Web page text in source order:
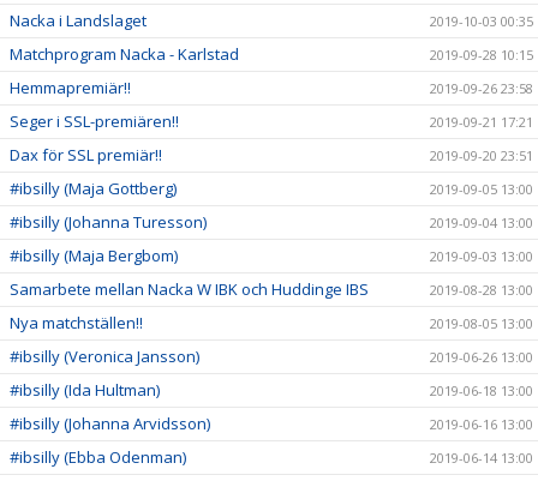
Nacka i Landslaget 2019-10-03 00:35
Matchprogram Nacka - Karlstad 2019-09-28 10:15
Hemmapremiär!! 2019-09-26 23:58
Seger i SSL-premiären!! 2019-09-21 17:21
Dax för SSL premiär!! 2019-09-20 23:51
#ibsilly (Maja Gottberg) 2019-09-05 13:00
#ibsilly (Johanna Turesson) 2019-09-04 13:00
#ibsilly (Maja Bergbom) 2019-09-03 13:00
Samarbete mellan Nacka W IBK och Huddinge IBS 2019-08-28 13:00
Nya matchställen!! 2019-08-05 13:00
#ibsilly (Veronica Jansson) 2019-06-26 13:00
#ibsilly (Ida Hultman) 2019-06-18 13:00
#ibsilly (Johanna Arvidsson) 2019-06-16 13:00
#ibsilly (Ebba Odenman) 2019-06-14 13:00